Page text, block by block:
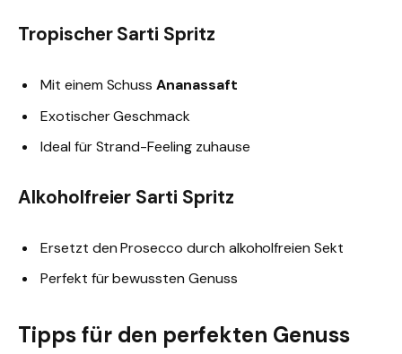
Tropischer Sarti Spritz
Mit einem SchussAnanassaft
Exotischer Geschmack
Ideal für Strand-Feeling zuhause
Alkoholfreier Sarti Spritz
Ersetzt den Prosecco durch alkoholfreien Sekt
Perfekt für bewussten Genuss
Tipps für den perfekten Genuss